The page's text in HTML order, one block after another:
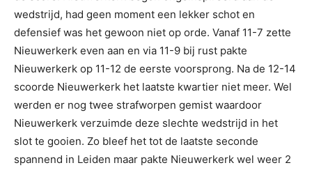
wedstrijd, had geen moment een lekker schot en
defensief was het gewoon niet op orde. Vanaf 11-7 zette
Nieuwerkerk even aan en via 11-9 bij rust pakte
Nieuwerkerk op 11-12 de eerste voorsprong. Na de 12-14
scoorde Nieuwerkerk het laatste kwartier niet meer. Wel
werden er nog twee strafworpen gemist waardoor
Nieuwerkerk verzuimde deze slechte wedstrijd in het
slot te gooien. Zo bleef het tot de laatste seconde
spannend in Leiden maar pakte Nieuwerkerk wel weer 2